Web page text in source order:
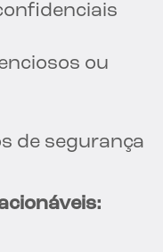
ou
de segurança